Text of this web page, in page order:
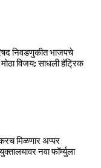
निवडणुकीत भाजपचे
विजय; साधली हॅट्रिक
मिळणार अप्पर
नवा फॉर्म्युला